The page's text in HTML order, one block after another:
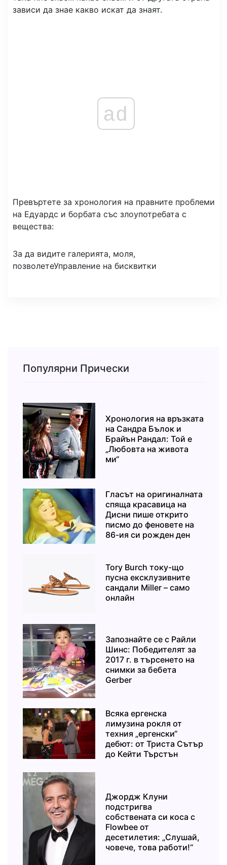
зависи да знае какво искат да знаят.
ad
Превъртете за хронология на правните проблеми
на Едуардс и борбата със злоупотребата с
вещества:
За да видите галерията, моля,
позволетеУправление на бисквитки
Популярни Прически
Хронология на връзката
на Сандра Бълок и
Брайън Рандал: Той е
„Любовта на живота
ми“
Гласът на оригиналната
спяща красавица на
Дисни пише открито
писмо до феновете на
86-ия си рожден ден
Tory Burch току-що
пусна ексклузивните
сандали Miller – само
онлайн
Запознайте се с Райли
Шинс: Победителят за
2017 г. в търсенето на
снимки за бебета
Gerber
Всяка ергенска
лимузина рокля от
техния „ергенски“
дебют: от Триста Сътър
до Кейти Търстън
Джордж Клуни
подстригва
собствената си коса с
Flowbee от
десетилетия: „Слушай,
човече, това работи!“